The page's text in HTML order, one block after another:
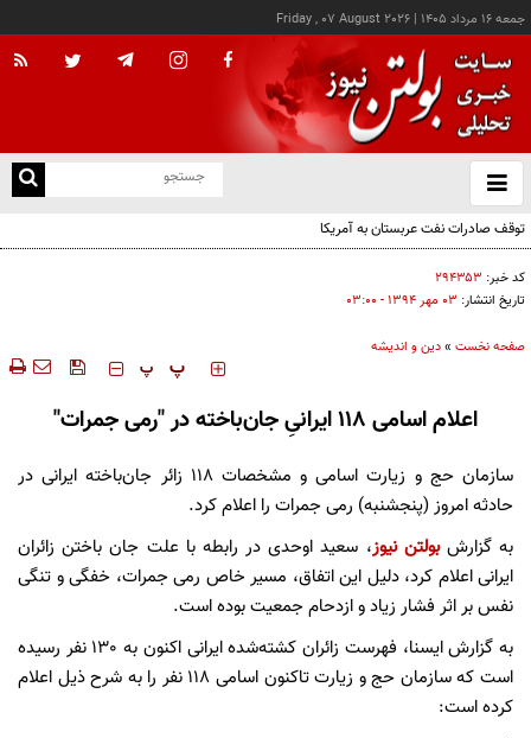
جمعه ۱۶ مرداد ۱۴۰۵ |
Friday , 07 August 2026
باز
و
کد خبر: ۲۹۴۳۵۳
تاریخ انتشار: ۰۳ مهر ۱۳۹۴ - ۰۳:۰۰
صفحه نخست »دین و اندیشه
‍‍‍ پ پ
اعلام اسامی 118 ایرانی‌ِ جان‌باخته در "رمی جمرات"
سازمان حج و زیارت اسامی و مشخصات 118 زائر جان‌باخته ایرانی در
حادثه امروز (پنجشنبه) رمی جمرات را اعلام کرد.
به گزارشبولتن نیوز، سعید اوحدی در رابطه با علت جان باختن زائران
ایرانی اعلام کرد، دلیل این اتفاق، مسیر خاص رمی جمرات، خفگی و تنگی
نفس بر اثر فشار زیاد و ازدحام جمعیت بوده است.
به گزارش ایسنا، فهرست زائران کشته‌شده ایرانی اکنون به 130 نفر رسیده
است که سازمان حج و زیارت تاکنون اسامی 118 نفر را به شرح ذیل اعلام
کرده است: